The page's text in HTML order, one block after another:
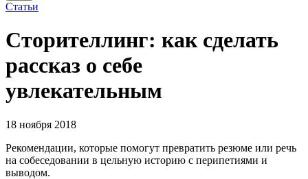
Статьи
Сторителлинг: как сделать
рассказ о себе
увлекательным
18 ноября 2018
Рекомендации, которые помогут превратить резюме или речь
на собеседовании в цельную историю с перипетиями и
выводом.